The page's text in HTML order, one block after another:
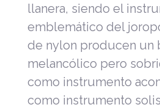
llanera, siendo el
emblemático del
de nylon producen un
melancólico pero
como instrumento
como instrumento